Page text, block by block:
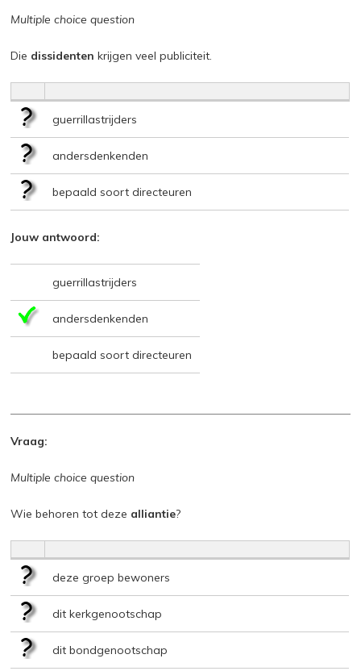
Multiple choice question
Die dissidenten krijgen veel publiciteit.
guerrillastrijders
andersdenkenden
bepaald soort directeuren
Jouw antwoord:
guerrillastrijders
andersdenkenden
bepaald soort directeuren
Vraag:
Multiple choice question
Wie behoren tot deze alliantie?
deze groep bewoners
dit kerkgenootschap
dit bondgenootschap